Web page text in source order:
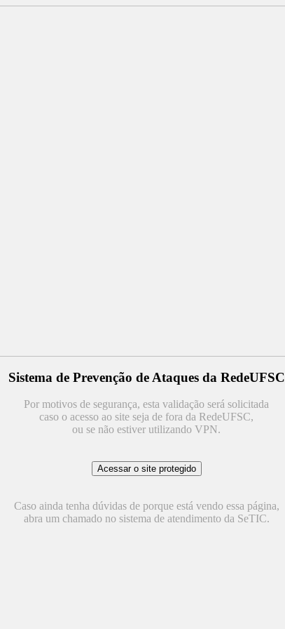
Sistema de Prevenção de Ataques da RedeUFSC
Por motivos de segurança, esta validação será solicitada
caso o acesso ao site seja de fora da RedeUFSC,
ou se não estiver utilizando VPN.
Caso ainda tenha dúvidas de porque está vendo essa página,
abra um chamado no sistema de atendimento da SeTIC.